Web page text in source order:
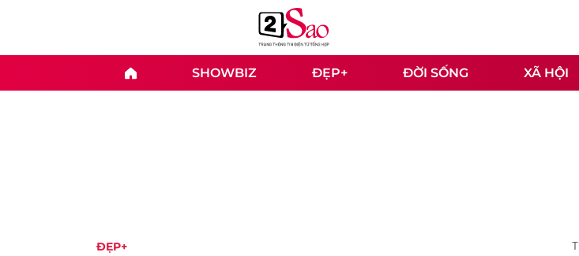
SHOWBIZ ĐẸP+ ĐỜI SỐNG XÃ HỘI
ĐẸP+